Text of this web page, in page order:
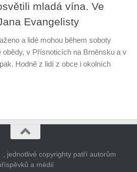
mladá vína. Ve
Evangelisty
a lidé mohou během soboty
obědy, v Přísnoticích na Brněnsku a v
Hodně z lidí z obce i okolních
, jednotlivé copyrighty patří autorům
a médií